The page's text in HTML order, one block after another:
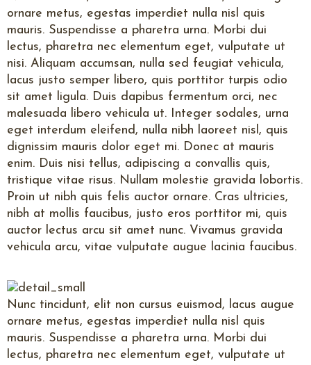
ornare metus, egestas imperdiet nulla nisl quis
mauris. Suspendisse a pharetra urna. Morbi dui
lectus, pharetra nec elementum eget, vulputate ut
nisi. Aliquam accumsan, nulla sed feugiat vehicula,
lacus justo semper libero, quis porttitor turpis odio
sit amet ligula. Duis dapibus fermentum orci, nec
malesuada libero vehicula ut. Integer sodales, urna
eget interdum eleifend, nulla nibh laoreet nisl, quis
dignissim mauris dolor eget mi. Donec at mauris
enim. Duis nisi tellus, adipiscing a convallis quis,
tristique vitae risus. Nullam molestie gravida lobortis.
Proin ut nibh quis felis auctor ornare. Cras ultricies,
nibh at mollis faucibus, justo eros porttitor mi, quis
auctor lectus arcu sit amet nunc. Vivamus gravida
vehicula arcu, vitae vulputate augue lacinia faucibus.
Nunc tincidunt, elit non cursus euismod, lacus augue
ornare metus, egestas imperdiet nulla nisl quis
mauris. Suspendisse a pharetra urna. Morbi dui
lectus, pharetra nec elementum eget, vulputate ut